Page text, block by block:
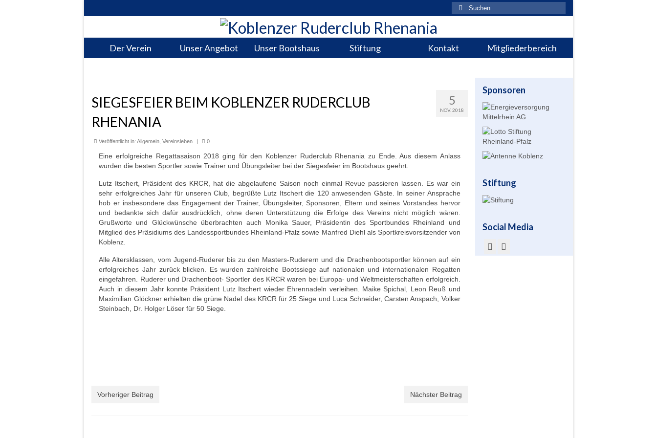
Suchen
nach:
Der Verein Unser Angebot Unser Bootshaus Stiftung Kontakt Mitgliederbereich
5
NOV. 2018
SIEGESFEIER BEIM KOBLENZER RUDERCLUB
RHENANIA
Veröffentlicht in: Allgemein Vereinsleben | 0
Eine erfolgreiche Regattasaison 2018 ging für den Koblenzer Ruderclub Rhenania zu Ende. Aus diesem Anlass
wurden die besten Sportler sowie Trainer und Übungsleiter bei der Siegesfeier im Bootshaus geehrt.
Lutz Itschert, Präsident des KRCR, hat die abgelaufene Saison noch einmal Revue passieren lassen. Es war ein
sehr erfolgreiches Jahr für unseren Club, begrüßte Lutz Itschert die 120 anwesenden Gäste. In seiner Ansprache
hob er insbesondere das Engagement der Trainer, Übungsleiter, Sponsoren, Eltern und seines Vorstandes hervor
und bedankte sich dafür ausdrücklich, ohne deren Unterstützung die Erfolge des Vereins nicht möglich wären.
Grußworte und Glückwünsche überbrachten auch Monika Sauer, Präsidentin des Sportbundes Rheinland und
Mitglied des Präsidiums des Landessportbundes Rheinland-Pfalz sowie Manfred Diehl als Sportkreisvorsitzender von
Koblenz.
Alle Altersklassen, vom Jugend-Ruderer bis zu den Masters-Ruderern und die Drachenbootsportler können auf ein
erfolgreiches Jahr zurück blicken. Es wurden zahlreiche Bootssiege auf nationalen und internationalen Regatten
eingefahren. Ruderer und Drachenboot- Sportler des KRCR waren bei Europa- und Weltmeisterschaften erfolgreich.
Auch in diesem Jahr konnte Präsident Lutz Itschert wieder Ehrennadeln verleihen. Maike Spichal, Leon Reuß und
Maximilian Glöckner erhielten die grüne Nadel des KRCR für 25 Siege und Luca Schneider, Carsten Anspach, Volker
Steinbach, Dr. Holger Löser für 50 Siege.
Vorheriger Beitrag Nächster Beitrag
Sponsoren
Stiftung
Social Media